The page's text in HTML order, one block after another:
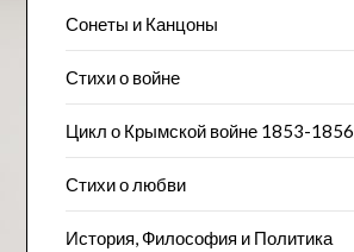
Сонеты и Канцоны
Стихи о войне
Цикл о Крымской войне 1853-1856
Стихи о любви
История, Философия и Политика